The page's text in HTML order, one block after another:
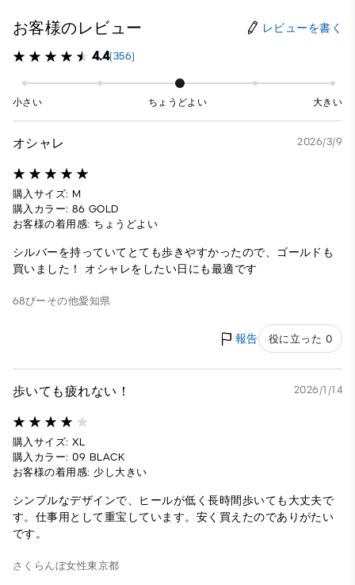
お客様のレビュー レビューを書く
4.4(356)
小さい ちょうどよい 大きい
オシャレ 2026/3/9
購入サイズ: M
購入カラー: 86 GOLD
お客様の着用感: ちょうどよい
シルバーを持っていてとても歩きやすかったので、ゴールドも
買いました！ オシャレをしたい日にも最適です
68ぴー その他愛知県
報告 役に立った 0
歩いても疲れない！ 2026/1/14
購入サイズ: XL
購入カラー: 09 BLACK
お客様の着用感: 少し大きい
シンプルなデザインで、ヒールが低く長時間歩いても大丈夫で
す。仕事用として重宝しています。安く買えたのでありがたい
です。
さくらんぼ女性東京都